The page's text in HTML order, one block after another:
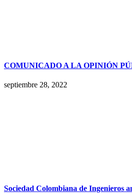
COMUNICADO A LA OPINIÓN
septiembre 28, 2022
Sociedad Colombiana de Ingenieros